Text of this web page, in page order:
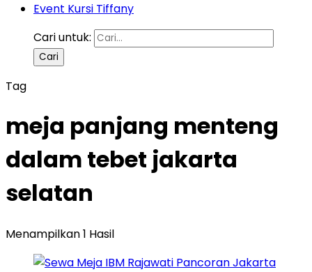
Event Kursi Tiffany
Cari untuk:
Tag
meja panjang menteng
dalam tebet jakarta
selatan
Menampilkan 1 Hasil